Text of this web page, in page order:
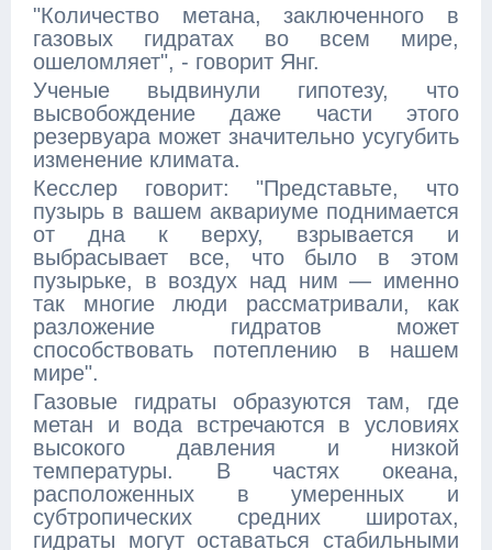
"Количество метана, заключенного в
газовых гидратах во всем мире,
ошеломляет", - говорит Янг.
Ученые выдвинули гипотезу, что
высвобождение даже части этого
резервуара может значительно усугубить
изменение климата.
Кесслер говорит: "Представьте, что
пузырь в вашем аквариуме поднимается
от дна к верху, взрывается и
выбрасывает все, что было в этом
пузырьке, в воздух над ним — именно
так многие люди рассматривали, как
разложение гидратов может
способствовать потеплению в нашем
мире".
Газовые гидраты образуются там, где
метан и вода встречаются в условиях
высокого давления и низкой
температуры. В частях океана,
расположенных в умеренных и
субтропических средних широтах,
гидраты могут оставаться стабильными